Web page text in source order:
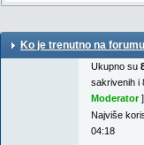
Ko je trenutno na forumu
Ukupno su
sakrivenih
Moderator]
Najviše
04:18